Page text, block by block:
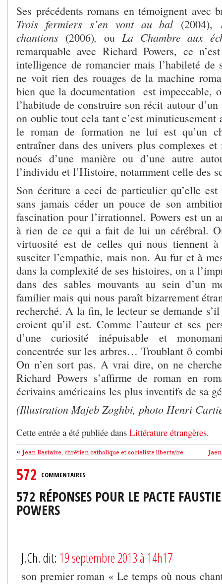
Ses précédents romans en témoignent avec
Trois fermiers s’en vont au bal (2004),
chantions (2006), ouLa Chambre aux
remarquable avec Richard Powers, ce
intelligence de romancier mais l’habileté de
ne voit rien des rouages de la machine
bien que la documentation est impeccable,
l’habitude de construire son récit autour
on oublie tout cela tant c’est minutieusement
le roman de formation ne lui est qu’un
entraîner dans des univers plus complexes
noués d’une manière ou d’une autre
l’individu et l’Histoire, notamment celle des
Son écriture a ceci de particulier qu’elle
sans jamais céder un pouce de son
fascination pour l’irrationnel. Powers est un
à rien de ce qui a fait de lui un cérébral.
virtuosité est de celles qui nous tiennent
susciter l’empathie, mais non. Au fur et à
dans la complexité de ses histoires, on a
dans des sables mouvants au sein d’un
familier mais qui nous paraît bizarrement
recherché. A la fin, le lecteur se demande
croient qu’il est. Comme l’auteur et ses
d’une curiosité inépuisable et
concentrée sur les arbres… Troublant ô
On n’en sort pas. A vrai dire, on ne
Richard Powers s’affirme de roman en
écrivains américains les plus inventifs de sa
(Illustration Majeb Zoghbi, photo Henri
Cette entrée a été publiée dans Littérature étrangères.
« Jean Bastaire, chrétien catholique et socialiste libertaire
572 COMMENTAIRES
572 RÉPONSES POUR LE PACTE
POWERS
J.Ch. dit: 19 septembre 2013 à 14h17
son premier roman « Le temps où nous